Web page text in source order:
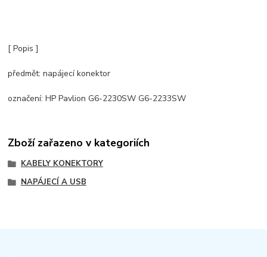
[ Popis ]
předmět: napájecí konektor
označení: HP Pavlion G6-2230SW G6-2233SW
Zboží zařazeno v kategoriích
KABELY KONEKTORY
NAPÁJECÍ A USB